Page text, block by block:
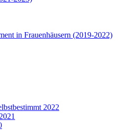
in Frauenhäusern (2019-2022)
2022